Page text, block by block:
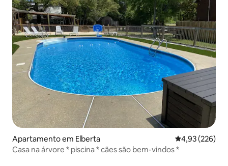
Apartamento em Elberta Classificação
4,93 (226)
Casa na árvore * piscina * cães são bem-vindos *